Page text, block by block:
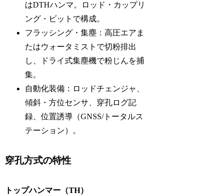
はDTHハンマ。ロッド・カップリ
ング・ビットで構成。
フラッシング・集塵：高圧エアま
たはウォータミストで切粉排出
し、ドライ式集塵機で粉じんを捕
集。
自動化装備：ロッドチェンジャ、
傾斜・方位センサ、穿孔ログ記
録、位置誘導（GNSS/トータルス
テーション）。
穿孔方式の特性
トップハンマー（TH）